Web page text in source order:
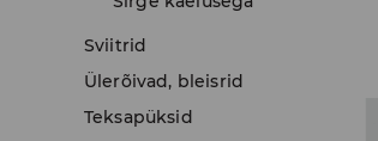
Sviitrid
Ülerõivad, bleisrid
Teksapüksid